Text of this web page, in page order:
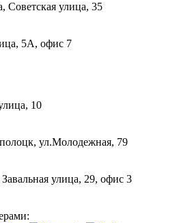
Советская улица, 35
5А, офис 7
10
ул.Молодежная, 79
улица, 29, офис 3